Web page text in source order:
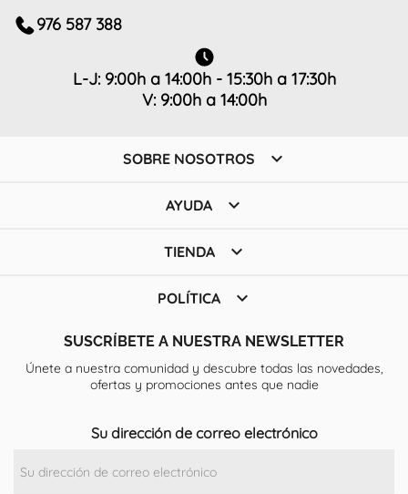
976 587 388
L-J: 9:00h a 14:00h - 15:30h a 17:30h
V: 9:00h a 14:00h
SOBRE NOSOTROS 
AYUDA 
TIENDA 
POLÍTICA 
SUSCRÍBETE A NUESTRA NEWSLETTER
Únete a nuestra comunidad y descubre todas las novedades,
ofertas y promociones antes que nadie
Su dirección de correo electrónico